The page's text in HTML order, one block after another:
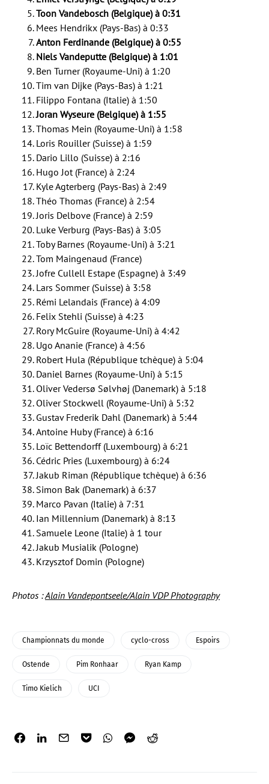
Toon Vandebosch (Belgique) à 0:31
Mees Hendrikx (Pays-Bas) à 0:33
Anton Ferdinande (Belgique) à 0:55
Niels Vandeputte (Belgique) à 1:01
Ben Turner (Royaume-Uni) à 1:20
Tim van Dijke (Pays-Bas) à 1:21
Filippo Fontana (Italie) à 1:50
Joran Wyseure (Belgique) à 1:55
Thomas Mein (Royaume-Uni) à 1:58
Loris Rouiller (Suisse) à 1:59
Dario Lillo (Suisse) à 2:16
Hugo Jot (France) à 2:24
Kyle Agterberg (Pays-Bas) à 2:49
Théo Thomas (France) à 2:54
Joris Delbove (France) à 2:59
Luke Verburg (Pays-Bas) à 3:05
Toby Barnes (Royaume-Uni) à 3:21
Tom Maingenaud (France)
Jofre Cullell Estape (Espagne) à 3:49
Lars Sommer (Suisse) à 3:58
Rémi Lelandais (France) à 4:09
Felix Stehli (Suisse) à 4:23
Rory McGuire (Royaume-Uni) à 4:42
Ugo Ananie (France) à 4:56
Robert Hula (République tchèque) à 5:04
Daniel Barnes (Royaume-Uni) à 5:15
Oliver Vedersø Sølvhøj (Danemark) à 5:18
Oliver Stockwell (Royaume-Uni) à 5:32
Gustav Frederik Dahl (Danemark) à 5:44
Antoine Huby (France) à 6:16
Loïc Bettendorff (Luxembourg) à 6:21
Cédric Pries (Luxembourg) à 6:24
Jakub Riman (République tchèque) à 6:36
Simon Bak (Danemark) à 6:37
Marco Pavan (Italie) à 7:31
Ian Millennium (Danemark) à 8:13
Samuele Leone (Italie) à 1 tour
Jakub Musialik (Pologne)
Krzysztof Domin (Pologne)
Photos :Alain Vandepontseele/Alain VDP Photography
Championnats du monde cyclo-cross Espoirs
Ostende Pim Ronhaar Ryan Kamp
Timo Kielich UCI